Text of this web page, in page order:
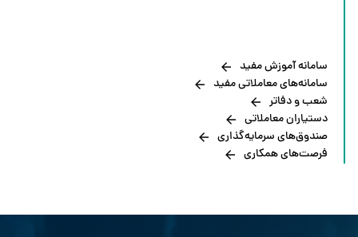
سامانه آموزش مفید
سامانه‌های معاملاتی مفید
شعب و دفاتر
دستیاران معاملاتی
صندوق‌های سرمایه‌گذاری
فرصت‌های همکاری